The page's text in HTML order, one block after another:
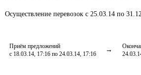
Осуществление перевозок с 25.03.14 по
Приём предложений
с 18.03.14, 17:16 по 24.03.14, 17:16